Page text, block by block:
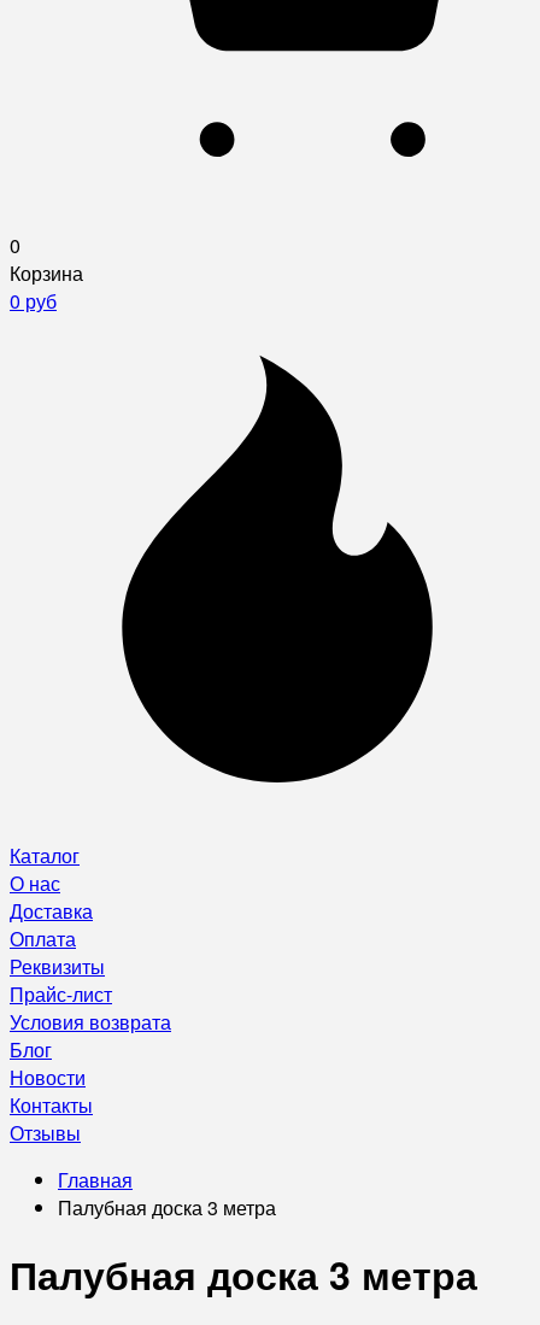
0
Корзина
0 руб
Каталог
О нас
Доставка
Оплата
Реквизиты
Прайс-лист
Условия возврата
Блог
Новости
Контакты
Отзывы
Главная
Палубная доска 3 метра
Палубная доска 3 метра